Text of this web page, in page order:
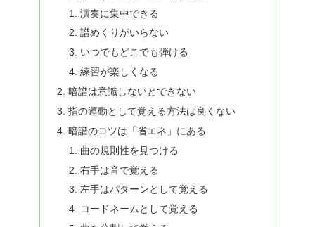
演奏に集中できる
譜めくりがいらない
いつでもどこでも弾ける
練習が楽しくなる
暗譜は意識しないとできない
指の運動として覚える方法は良くない
暗譜のコツは「省エネ」にある
曲の規則性を見つける
右手は音で覚える
左手はパターンとして覚える
コードネームとして覚える